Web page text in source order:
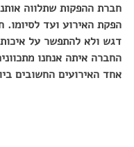
חברת ההפקות שתלווה
הפקת האירוע ועד
דגש ולא להתפשר על איכות
החברה איתה אנחנו
אחד האירועים החשובים